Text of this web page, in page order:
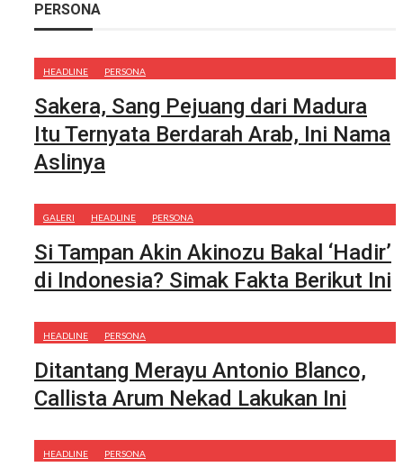
PERSONA
HEADLINE PERSONA
Sakera, Sang Pejuang dari Madura
Itu Ternyata Berdarah Arab, Ini Nama
Aslinya
GALERI HEADLINE PERSONA
Si Tampan Akin Akinozu Bakal ‘Hadir’
di Indonesia? Simak Fakta Berikut Ini
HEADLINE PERSONA
Ditantang Merayu Antonio Blanco,
Callista Arum Nekad Lakukan Ini
HEADLINE PERSONA